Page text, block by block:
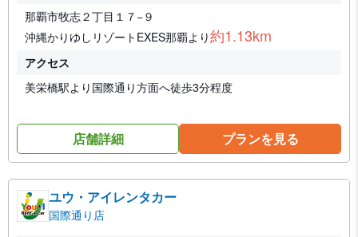
那覇市牧志２丁目１７−９
沖縄かりゆしリゾートEXES那覇より約1.13km
アクセス
美栄橋駅より国際通り方面へ徒歩3分程度
店舗詳細 プランを見る
ユウ・アイレンタカー
国際通り店